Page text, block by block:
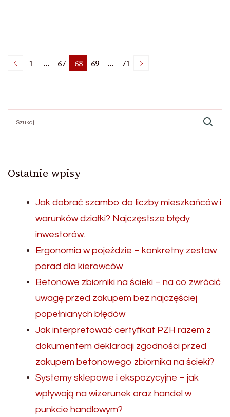
Stronicowanie
wpisów
Strona
1 … Strona
67 Strona
68 Strona
69 … Strona
71
Ostatnie wpisy
Jak dobrać szambo do liczby mieszkańców i
warunków działki? Najczęstsze błędy
inwestorów.
Ergonomia w pojeździe – konkretny zestaw
porad dla kierowców
Betonowe zbiorniki na ścieki – na co zwrócić
uwagę przed zakupem bez najczęściej
popełnianych błędów
Jak interpretować certyfikat PZH razem z
dokumentem deklaracji zgodności przed
zakupem betonowego zbiornika na ścieki?
Systemy sklepowe i ekspozycyjne – jak
wpływają na wizerunek oraz handel w
punkcie handlowym?